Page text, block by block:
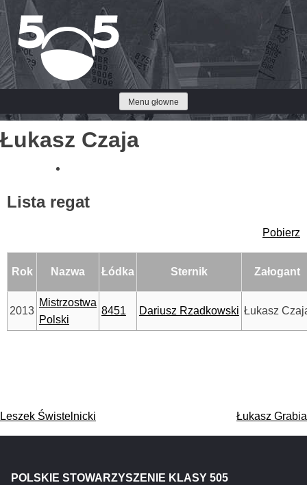
Przejdź
do
treści
Menu głowne
Łukasz Czaja
Lista regat
Pobierz
Rok Nazwa Łódka Sternik Załogant
2013
Mistrzostwa
Polski
8451 Dariusz Rzadkowski Łukasz
Nawigacja
wpisu
Leszek Świstelnicki Łukasz Grabia
POLSKIE STOWARZYSZENIE KLASY 505